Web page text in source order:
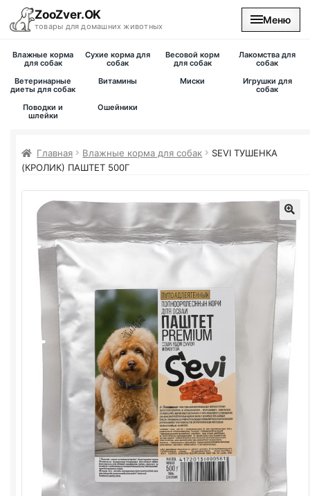
ZooZver.OK
товары для домашних животных
Меню
На главную
Вакансии
Влажные корма
для собак
Сухие корма для
собак
Весовой корм
для собак
Лакомства для
собак
Ветеринарные
диеты для собак
Витамины Миски
Игрушки для
собак
Поводки и
шлейки
Ошейники
Главная Влажные корма для собак
SEVI ТУШЕНКА
(КРОЛИК) ПАШТЕТ 500Г